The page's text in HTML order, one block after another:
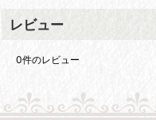
レビュー
0件のレビュー